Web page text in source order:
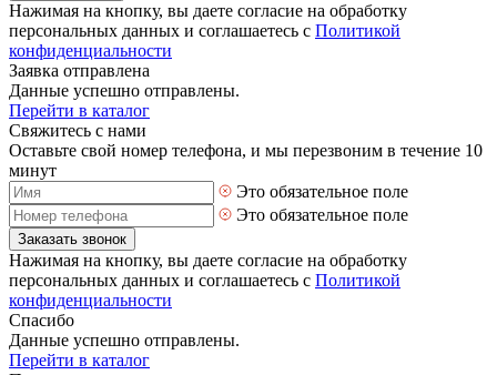
Нажимая на кнопку, вы даете согласие на обработку
персональных данных и соглашаетесь с Политикой
конфиденциальности
Заявка отправлена
Данные успешно отправлены.
Перейти в каталог
Свяжитесь с нами
Оставьте свой номер телефона, и мы перезвоним в течение 10
минут
Это обязательное поле
Это обязательное поле
Заказать звонок
Нажимая на кнопку, вы даете согласие на обработку
персональных данных и соглашаетесь с Политикой
конфиденциальности
Спасибо
Данные успешно отправлены.
Перейти в каталог